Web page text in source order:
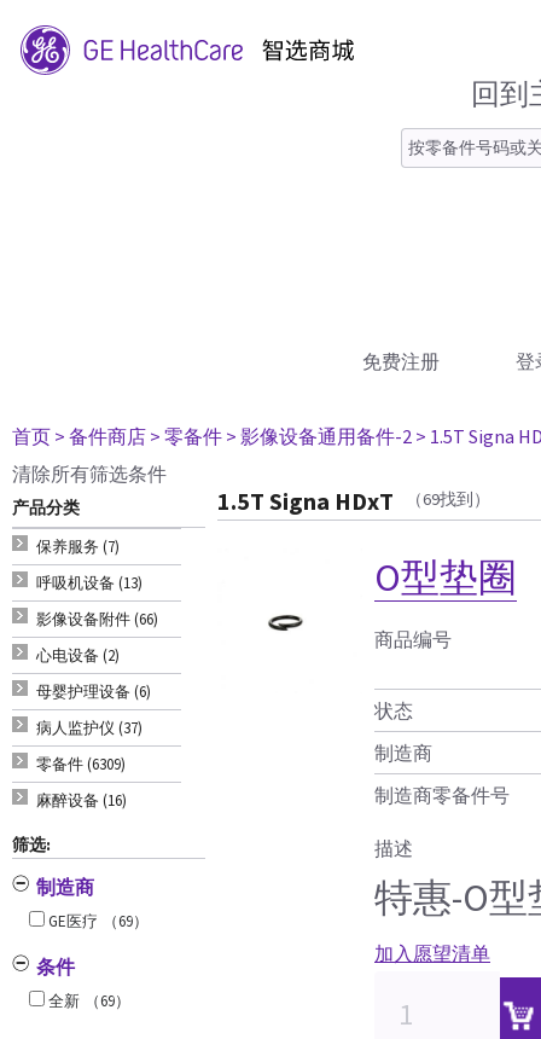
回到
免费注册 登
首页 > 备件商店 > 零备件 > 影像设备通用备件-2 > 1.5T Signa
清除所有筛选条件
产品分类
保养服务 (7)
呼吸机设备 (13)
影像设备附件 (66)
心电设备 (2)
母婴护理设备 (6)
病人监护仪 (37)
零备件 (6309)
麻醉设备 (16)
筛选:
制造商
GE医疗 （69）
条件
全新 （69）
1.5T Signa HDxT （69找到）
O型垫圈
商品编号
状态
制造商
制造商零备件号
描述
特惠-O型
加入愿望清单